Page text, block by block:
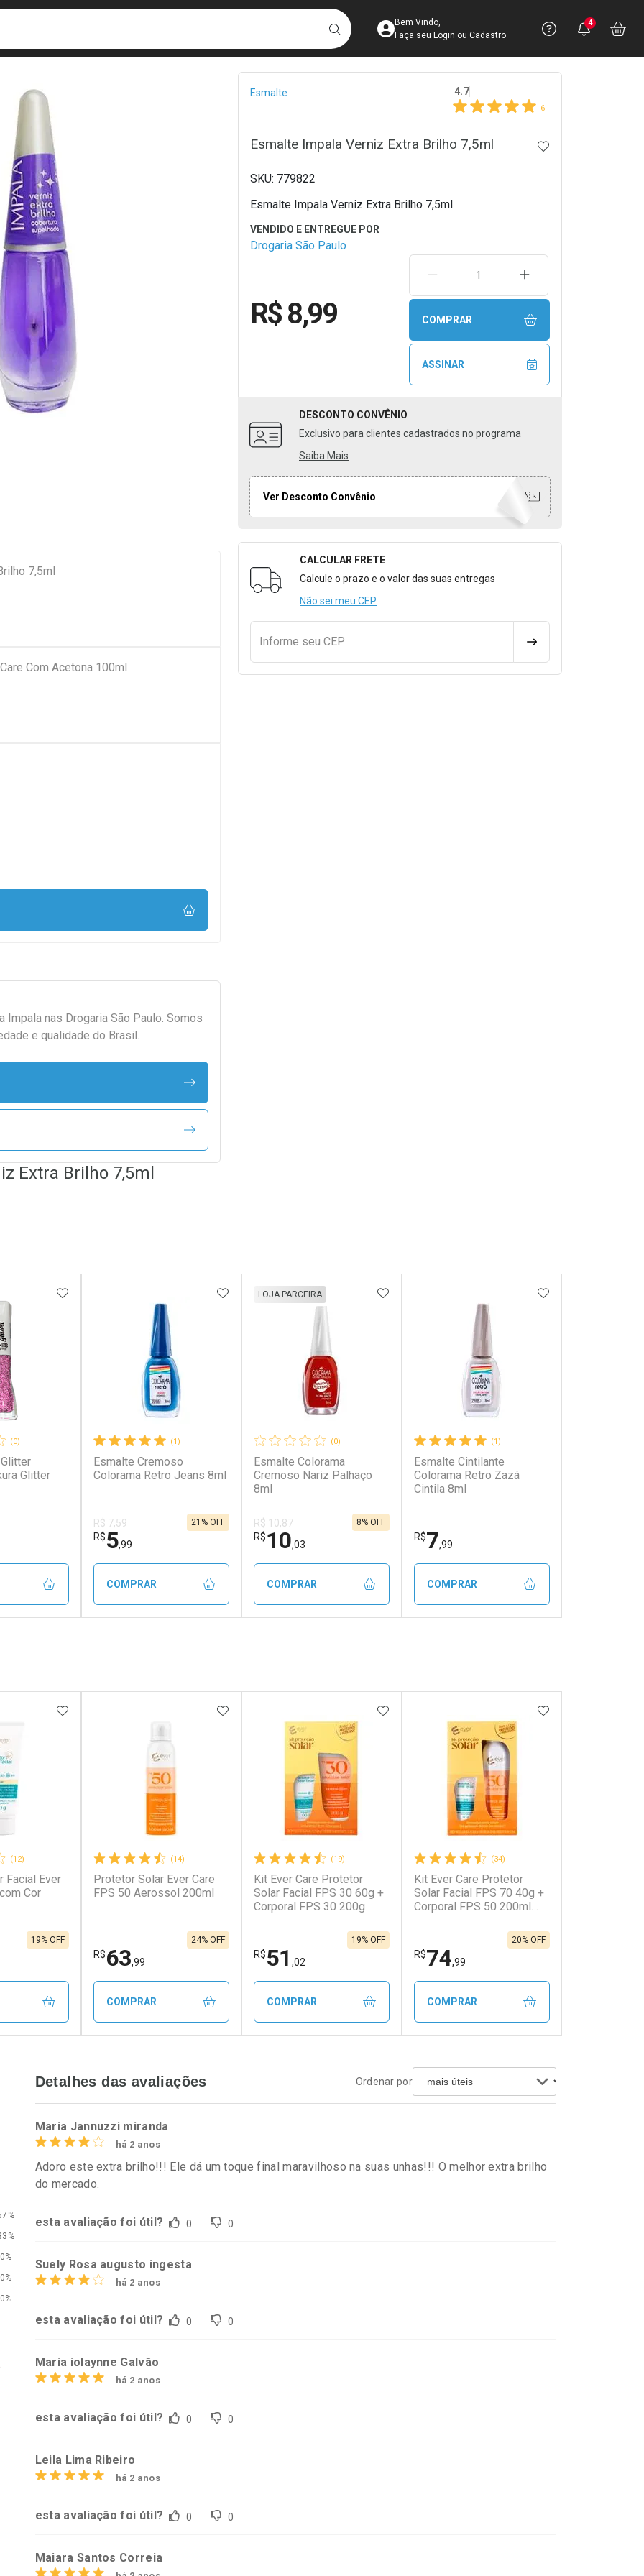
BUSCARAcesse sua Conta
Bem Vindo,
Faça seu Login ou Cadastro
Precisa
Ver Recursos
Você
4
Breadcrumb
Esmalte 4.7
6
Esmalte Impala Verniz Extra Brilho 7,5ml ADICIONAR AOS
779822
Esmalte Impala Verniz Extra Brilho 7,5ml
Drogaria São Paulo
R$ 8,99
REMOVER UMA UNIDADEAUMENTAR UMA
COMPRAR
ASSINAR
DESCONTO CONVÊNIO
Exclusivo para clientes cadastrados no programa
Saiba Mais
Ver Desconto Convênio
Formulário para Calcular o Frete
CALCULAR FRETE
Calcule o prazo e o valor das suas entregas
Não sei meu CEP
Informe seu CEP CALCULAR FRETE
7,5ml
Com Acetona 100ml
Impala nas Drogaria São Paulo. Somos
e qualidade do Brasil.
Extra Brilho 7,5ml
(0)
Glitter
ADICIONAR AOS FAVORITOS
(1)
Esmalte Cremoso
Colorama Retro Jeans 8ml
R$ 7,59
R$5,99
21% OFF
ADICIONAR AOS FAVORITOS
COMPRAR
Ativar Desconto
(0)
Esmalte Colorama
Cremoso Nariz Palhaço
8ml
LOJA PARCEIRA
R$ 10,87
R$10,03
8% OFF
ADICIONAR AOS FAVORITOS
COMPRAR
Ativar Desconto
Por R$ 10,03/cada
Por R$ 10,03/cada
(1)
Esmalte Cintilante
Colorama Retro Zazá
Cintila 8ml
R$7,99
ADICIONAR AOS
COMPRAR
Ativar Desconto
(12)
Facial Ever
Cor
19% OFF
ADICIONAR AOS FAVORITOS
(14)
Protetor Solar Ever Care
FPS 50 Aerossol 200ml
R$63,99
24% OFF
ADICIONAR AOS FAVORITOS
COMPRAR
Laboratório
Por Menos
(19)
Kit Ever Care Protetor
Solar Facial FPS 30 60g +
Corporal FPS 30 200g
R$51 ,02
19% OFF
ADICIONAR AOS FAVORITOS
COMPRAR
(34)
Kit Ever Care Protetor
Solar Facial FPS 70 40g +
Corporal FPS 50 200ml
R$74,99
20% OFF
ADICIONAR AOS
COMPRAR
Laboratório
Por Menos
0%
0%
0%
Detalhes das avaliações Ordenar por
Maria Jannuzzi miranda
há 2 anos
Adoro este extra brilho!!! Ele dá um toque final maravilhoso na suas unhas!!! O melhor extra brilho
do mercado.
esta avaliação foi útil? 0 0
Suely Rosa augusto ingesta
há 2 anos
esta avaliação foi útil? 0 0
Maria iolaynne Galvão
há 2 anos
esta avaliação foi útil? 0 0
Leila Lima Ribeiro
há 2 anos
esta avaliação foi útil? 0 0
Maiara Santos Correia